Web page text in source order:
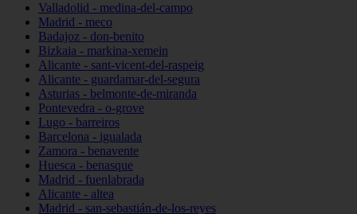
Valladolid - medina-del-campo
Madrid - meco
Badajoz - don-benito
Bizkaia - markina-xemein
Alicante - sant-vicent-del-raspeig
Alicante - guardamar-del-segura
Asturias - belmonte-de-miranda
Pontevedra - o-grove
Lugo - barreiros
Barcelona - igualada
Zamora - benavente
Huesca - benasque
Madrid - fuenlabrada
Alicante - altea
Madrid - san-sebastián-de-los-reyes